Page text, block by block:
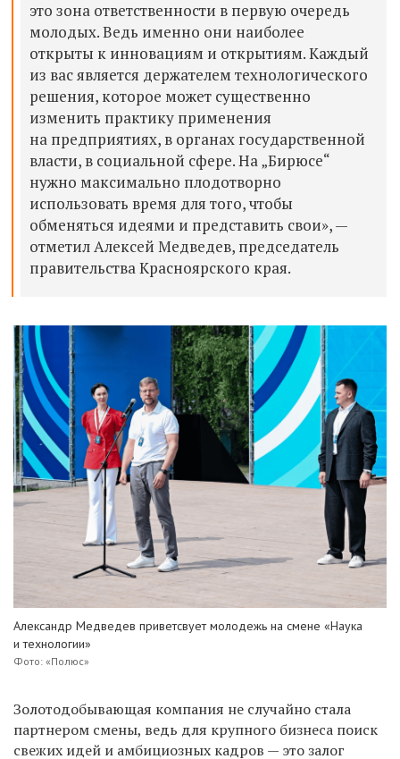
это зона ответственности в первую очередь
молодых. Ведь именно они наиболее
открыты к инновациям и открытиям. Каждый
из вас является держателем технологического
решения, которое может существенно
изменить практику применения
на предприятиях, в органах государственной
власти, в социальной сфере. На „Бирюсе“
нужно максимально плодотворно
использовать время для того, чтобы
обменяться идеями и представить свои», —
отметил Алексей Медведев, председатель
правительства Красноярского края.
Александр Медведев приветсвует молодежь на смене «Наука
и технологии»
Фото: «Полюс»
Золотодобывающая компания не случайно стала
партнером смены, ведь для крупного бизнеса поиск
свежих идей и амбициозных кадров — это залог